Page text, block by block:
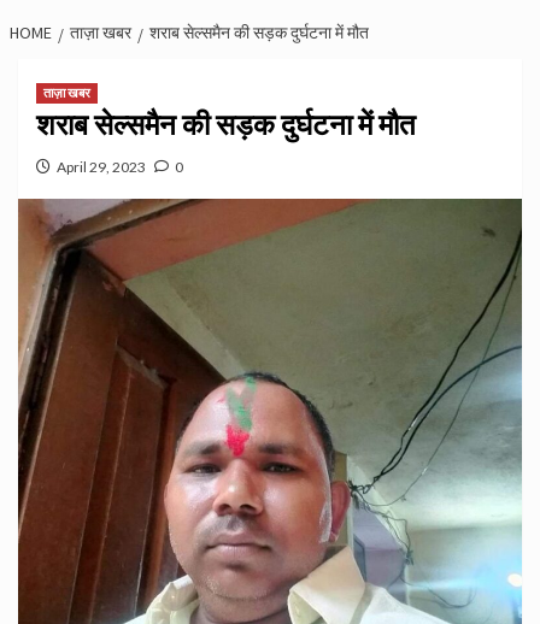
HOME ताज़ा खबर शराब सेल्समैन की सड़क दुर्घटना में मौत
ताज़ा खबर
शराब सेल्समैन की सड़क दुर्घटना में मौत
April 29, 2023 0